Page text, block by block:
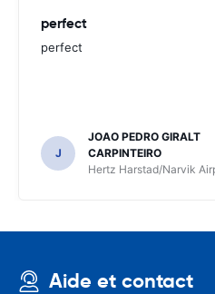
perfect
perfect
J
JOAO PEDRO GIRALT
CARPINTEIRO
Hertz Harstad/Narvik
Aide et contact